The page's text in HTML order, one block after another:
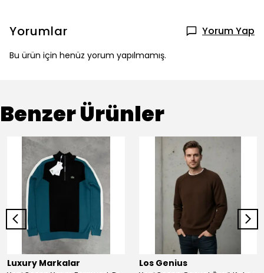
Yorumlar Yorum Yap
Bu ürün için henüz yorum yapılmamış.
Benzer Ürünler
Luxury Markalar Los Genius